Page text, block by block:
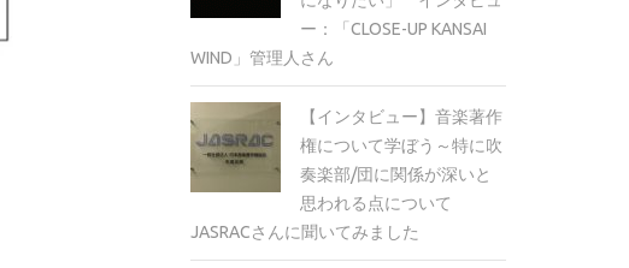
ー：「CLOSE-UP KANSAI
WIND」管理人さん
【インタビュー】音楽著作
権について学ぼう～特に吹
奏楽部/団に関係が深いと
思われる点について
JASRACさんに聞いてみました